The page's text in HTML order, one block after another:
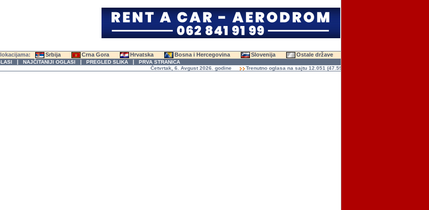
Srbija Crna Gora Hrvatska Bosna i Hercegovina Slovenija Ostale države
| NAJČITANIJI OGLASI | PREGLED SLIKA | PRVA STRANICA
Četvrtak, 6. Avgust 2026. godine
Trenutno oglasa na sajtu 12.051 (47.593 slika)